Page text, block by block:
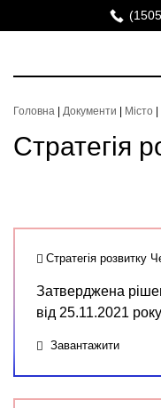
Головна Документи Місто
Стратегія
Стратегія розвитку
Затверджена
від 25.11.2021
Завантажити